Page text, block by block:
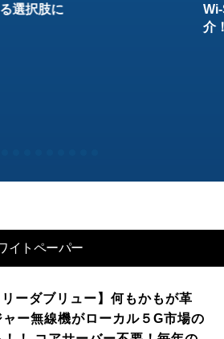
選択肢に
介
イトペーパー
ーダブリュー】何もかもが革
ー無線機がローカル５G市場の